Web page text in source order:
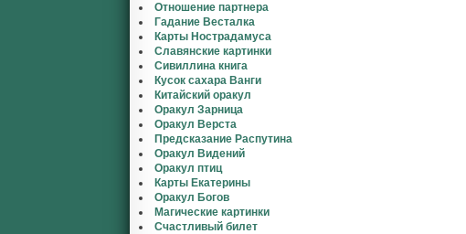
Отношение партнера
Гадание Весталка
Карты Нострадамуса
Славянские картинки
Сивиллина книга
Кусок сахара Ванги
Китайский оракул
Оракул Зарница
Оракул Верста
Предсказание Распутина
Оракул Видений
Оракул птиц
Карты Екатерины
Оракул Богов
Магические картинки
Счастливый билет